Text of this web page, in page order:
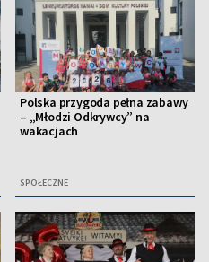
Polska przygoda pełna zabawy
– „Młodzi Odkrywcy” na
wakacjach
SPOŁECZNE